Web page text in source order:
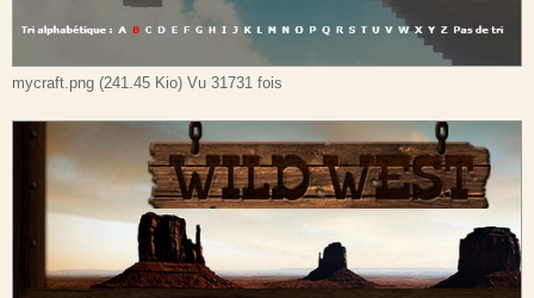
mycraft.png (241.45 Kio) Vu 31731 fois